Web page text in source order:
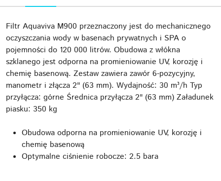
Filtr Aquaviva M900 przeznaczony jest do mechanicznego
oczyszczania wody w basenach prywatnych i SPA o
pojemności do 120 000 litrów. Obudowa z włókna
szklanego jest odporna na promieniowanie UV, korozję i
chemię basenową. Zestaw zawiera zawór 6-pozycyjny,
manometr i złącza 2" (63 mm). Wydajność: 30 m³/h Typ
przyłącza: górne Średnica przyłącza 2" (63 mm) Załadunek
piasku: 350 kg
Obudowa odporna na promieniowanie UV, korozję i
chemię basenową
Optymalne ciśnienie robocze: 2.5 bara